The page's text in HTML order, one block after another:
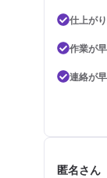
仕上が
作業が
連絡が
匿名さん